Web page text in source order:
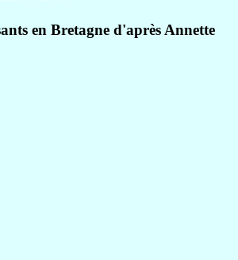
en Bretagne d'après Annette